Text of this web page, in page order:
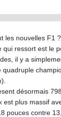
les nouvelles F1 ?
qui ressort est le
il y a
quadruple
désormais
est plus massif
pouces contre